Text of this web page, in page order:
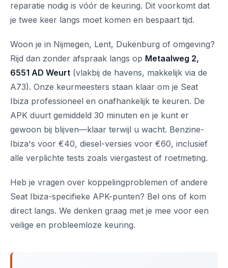
reparatie nodig is vóór de keuring. Dit voorkomt dat
je twee keer langs moet komen en bespaart tijd.
Woon je in Nijmegen, Lent, Dukenburg of omgeving?
Rijd dan zonder afspraak langs op Metaalweg 2,
6551 AD Weurt (vlakbij de havens, makkelijk via de
A73). Onze keurmeesters staan klaar om je Seat
Ibiza professioneel en onafhankelijk te keuren. De
APK duurt gemiddeld 30 minuten en je kunt er
gewoon bij blijven—klaar terwijl u wacht. Benzine-
Ibiza's voor €40, diesel-versies voor €60, inclusief
alle verplichte tests zoals viergastest of roetmeting.
Heb je vragen over koppelingproblemen of andere
Seat Ibiza-specifieke APK-punten? Bel ons of kom
direct langs. We denken graag met je mee voor een
veilige en probleemloze keuring.